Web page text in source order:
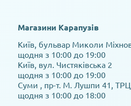
Магазини Карапузів
Київ, бульвар Миколи
щодня з 10:00 до 19:00
Київ, вул. Чистяківська 2
щодня з 10:00 до 19:00
Суми , пр-т. М. Лушпи 41, ТРЦ
щодня з 10:00 до 18:00